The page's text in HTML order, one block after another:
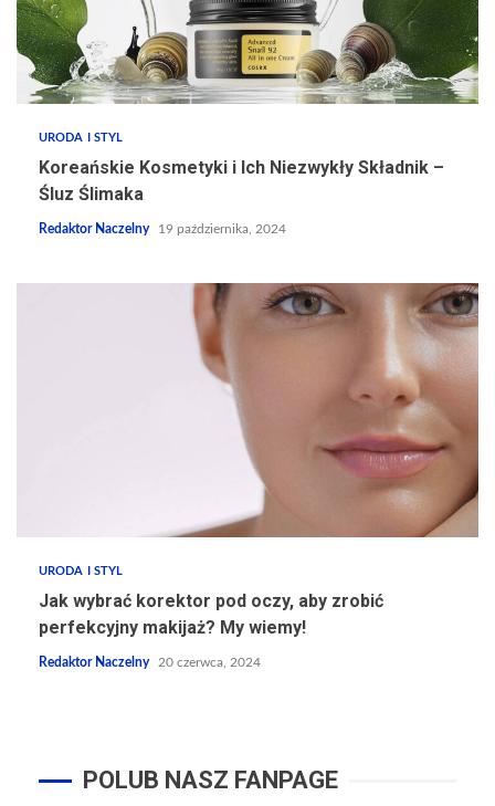
URODA I STYL
Koreańskie Kosmetyki i Ich Niezwykły Składnik –
Śluz Ślimaka
Redaktor Naczelny 19 października, 2024
URODA I STYL
Jak wybrać korektor pod oczy, aby zrobić
perfekcyjny makijaż? My wiemy!
Redaktor Naczelny 20 czerwca, 2024
POLUB NASZ FANPAGE